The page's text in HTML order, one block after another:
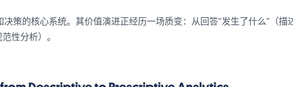
策的核心系统。其价值演进正经历一场质变：从回答“发生了什么”（描
性分析）。